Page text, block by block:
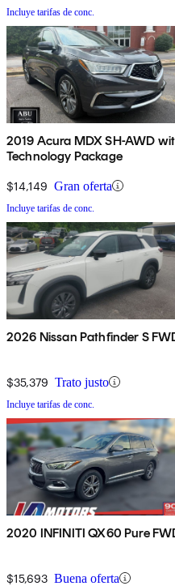
Incluye tarifas de conc.
2019 Acura MDX SH-AWD
Technology Package
$14,149 Gran oferta
Incluye tarifas de conc.
2026 Nissan Pathfinder S
$35,379 Trato justo
Incluye tarifas de conc.
2020 INFINITI QX60 Pure
$15,693 Buena oferta